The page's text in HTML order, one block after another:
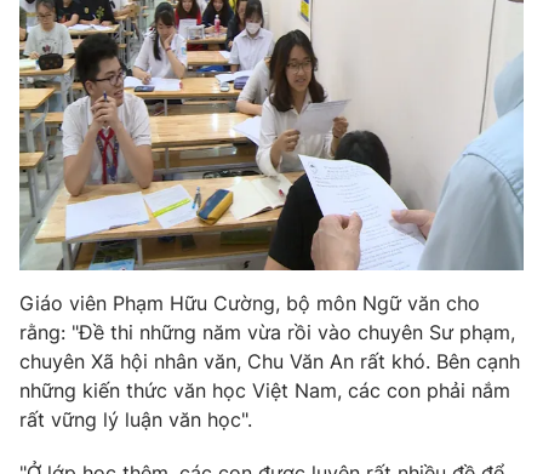
Liên hệ quảng cáo:024-7300.7108
® Cấm sao chép dưới mọi hình thức nếu không có sự chấp
thuận bằng văn bản. Ghi rõ nguồn VTV.vn khi phát hành lại
thông tin từ website này.
Giáo viên Phạm Hữu Cường, bộ môn Ngữ văn cho
rằng: "Đề thi những năm vừa rồi vào chuyên Sư phạm,
chuyên Xã hội nhân văn, Chu Văn An rất khó. Bên cạnh
những kiến thức văn học Việt Nam, các con phải nắm
rất vững lý luận văn học".